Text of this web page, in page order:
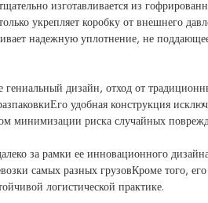
изготавливается из
укрепляет коробку от внешнего
надежную уплотнение, не
дизайн, отход от
удобная конструкция
минимизации риска случайных
за рамки ее инновационного
самых разных грузовКроме того,
логистической практике.